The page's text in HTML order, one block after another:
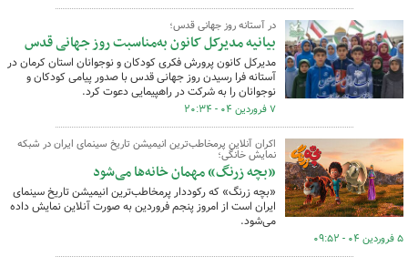
در آستانه روز جهانی قدس؛
بیانیه مدیرکل کانون به‌مناسبت روز جهانی قدس
مدیرکل کانون پرورش فکری کودکان و نوجوانان استان کرمان در
آستانه فرا رسیدن روز جهانی قدس با صدور پیامی کودکان و
نوجوانان را به شرکت در راهپیمایی دعوت کرد.
۷ فروردین ۰۴ - ۲۰:۳۴
اکران آنلاین پرمخاطب‌ترین انیمیشن تاریخ سینمای ایران در شبکه
نمایش خانگی؛
«بچه‌ زرنگ» مهمان خانه‌ها می‌شود
«بچه زرنگ» که رکوددار پرمخاطب‌ترین انیمیشن تاریخ سینمای
ایران است از امروز پنجم فروردین به صورت آنلاین نمایش داده
می‌شود.
۵ فروردین ۰۴ - ۰۹:۵۲